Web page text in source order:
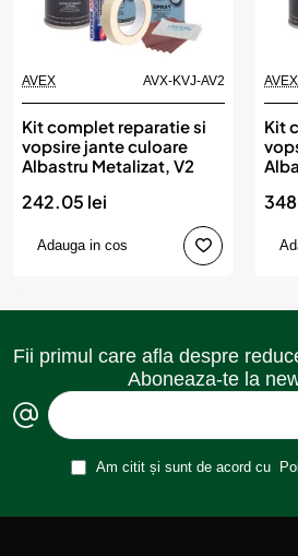
AVEX AVX-KVJ-AV2
Kit complet reparatie si
vopsire jante culoare
Albastru Metalizat, V2
242.05 lei
Adauga in cos
AVEX
Kit
Fii primul care afla despre
Aboneaza-te la
Am citit și sunt de acord cu